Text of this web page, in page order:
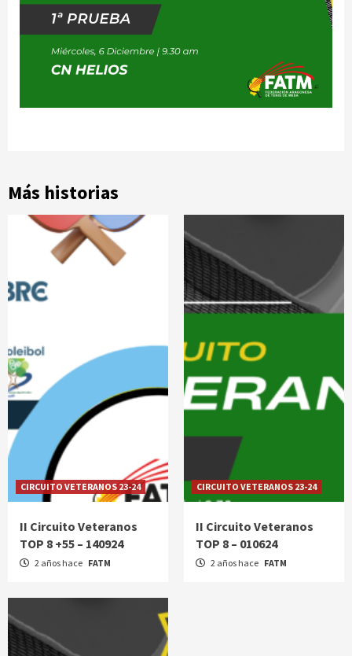
Más historias
CIRCUITO VETERANOS 23-24
II Circuito Veteranos
TOP 8 +55 – 140924
2 años hace FATM
CIRCUITO VETERANOS 23-24
II Circuito Veteranos
TOP 8 – 010624
2 años hace FATM